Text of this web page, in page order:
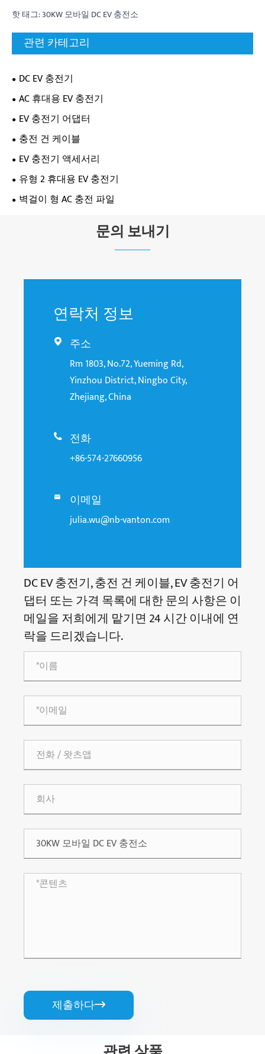
핫 태그: 30KW 모바일 DC EV 충전소
관련 카테고리
DC EV 충전기
AC 휴대용 EV 충전기
EV 충전기 어댑터
충전 건 케이블
EV 충전기 액세서리
유형 2 휴대용 EV 충전기
벽걸이 형 AC 충전 파일
문의 보내기
연락처 정보
 주소
Rm 1803, No.72, Yueming Rd,
Yinzhou District, Ningbo City,
Zhejiang, China
 전화
+86-574-27660956
 이메일
julia.wu@nb-vanton.com
DC EV 충전기, 충전 건 케이블, EV 충전기 어
댑터 또는 가격 목록에 대한 문의 사항은 이
메일을 저희에게 맡기면 24 시간 이내에 연
락을 드리겠습니다.
제출하다